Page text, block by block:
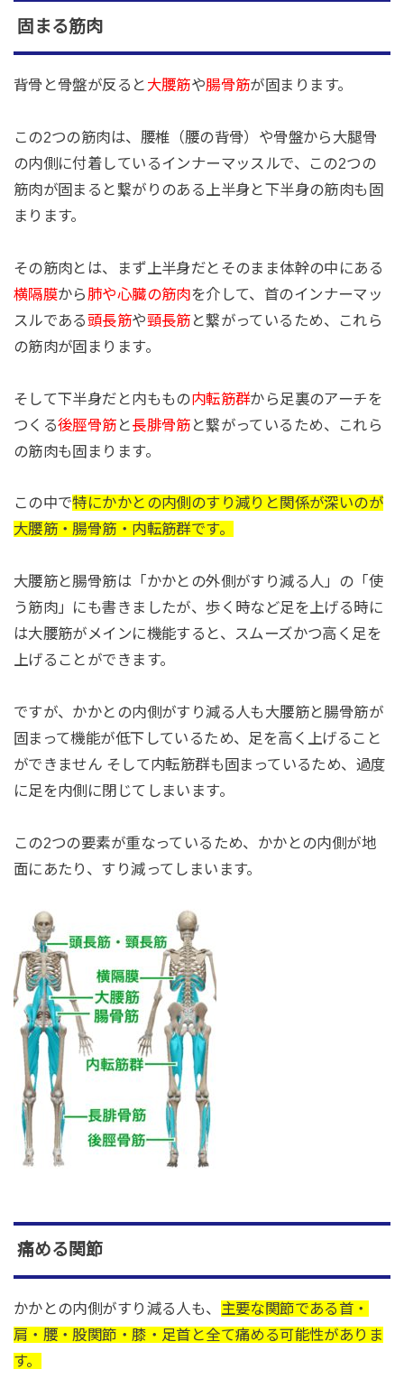
固まる筋肉
背骨と骨盤が反ると 大腰筋や腸骨筋が固まります。
この2つの筋肉は、腰椎（腰の背骨）や骨盤から大腿骨
の内側に付着しているインナーマッスルで、この2つの
筋肉が固まると繋がりのある上半身と下半身の筋肉も固
まります。
その筋肉とは、まず上半身だとそのまま体幹の中にある
横隔膜から 肺や心臓の筋肉を介して、首のインナーマッ
スルである頭長筋や頸長筋 と繋がっているため、これら
の筋肉が固まります。
そして下半身だと内ももの内転筋群から足裏のアーチを
つくる後脛骨筋 と長腓骨筋 と繋がっているため、これら
の筋肉も固まります。
この中で特にかかとの内側のすり減りと関係が深いのが
大腰筋・腸骨筋・内転筋群です。
大腰筋と腸骨筋は「かかとの外側がすり減る人」の「使
う筋肉」にも書きましたが、歩く時など足を上げる時に
は大腰筋がメインに機能すると、スムーズかつ高く足を
上げることができます。
ですが、かかとの内側がすり減る人も大腰筋と腸骨筋が
固まって機能が低下しているため、足を高く上げること
ができません そして内転筋群も固まっているため、過度
に足を内側に閉じてしまいます。
この2つの要素が重なっているため、かかとの内側が地
面にあたり、すり減ってしまいます。
痛める関節
かかとの内側がすり減る人も、
主要な関節である首・
肩・腰・股関節・膝・足首と全て痛める可能性がありま
す。